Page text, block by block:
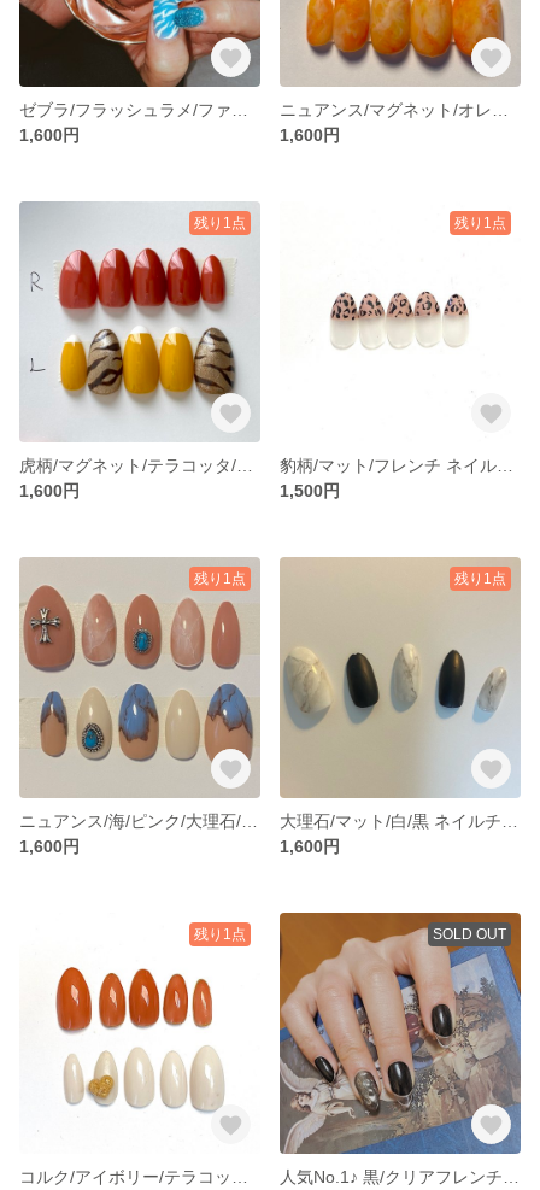
1,600円
1,600円
残り1点
1,600円
残り1点
1,500円
残り1点
1,600円
残り1点
1,600円
残り1点 SOLD OUT